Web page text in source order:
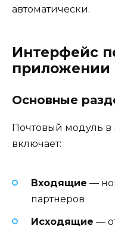
автоматически.
Интерфейс
приложении
Основные
Почтовый модуль
включает:
Входящие —
партнеров
Исходящие —